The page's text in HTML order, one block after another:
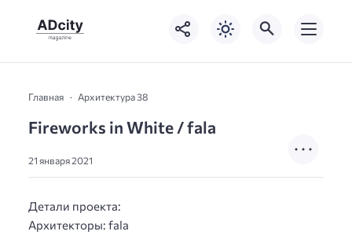
Главная Архитектура 38
Fireworks in White / fala
21 января 2021
Детали проекта:
Архитекторы: fala